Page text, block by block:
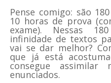
Pense comigo: são
10 horas de prova
exame). Nessas
infinidade de textos
vai se dar melhor?
que já está
consegue assimilar
enunciados.